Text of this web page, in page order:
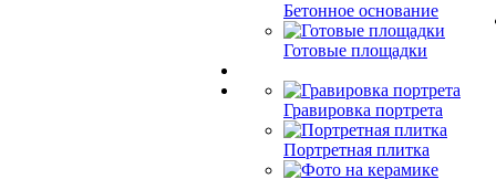
Бетонное основание
Готовые площадки
Гравировка портрета
Портретная плитка